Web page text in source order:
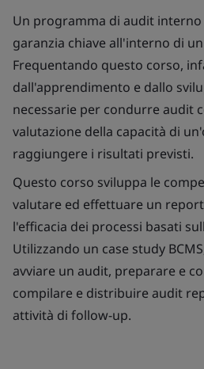
Un programma di audit interno
garanzia chiave all'interno di un
Frequentando questo corso,
dall'apprendimento e dallo
necessarie per condurre audit
valutazione della capacità di
raggiungere i risultati previsti.
Questo corso sviluppa le
valutare ed effettuare un
l'efficacia dei processi basati
Utilizzando un case study
avviare un audit, preparare e
compilare e distribuire audit
attività di follow-up.